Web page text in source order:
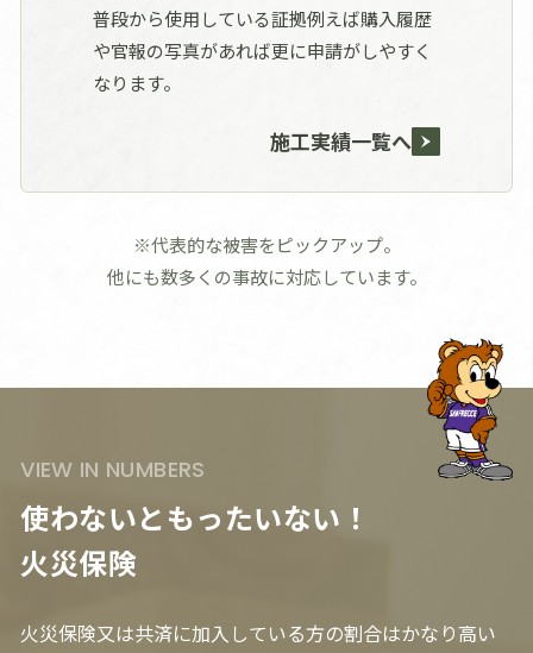
普段から使用している証拠例えば購入履歴
や官報の写真があれば更に申請がしやすく
なります。
施工実績一覧へ
※代表的な被害をピックアップ。
他にも数多くの事故に対応しています。
VIEW IN NUMBERS
使わないともったいない！
火災保険
火災保険又は共済に加入している方の割合はかなり高い